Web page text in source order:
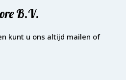
B.V.
kunt u ons altijd mailen of